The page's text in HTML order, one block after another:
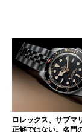
ロレックス、サブマ
正解ではない。名門